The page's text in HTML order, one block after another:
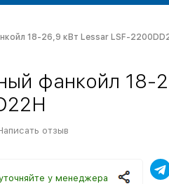
18-26,9 кВт Lessar LSF-
фанкойл 18-
отзыв
у менеджера